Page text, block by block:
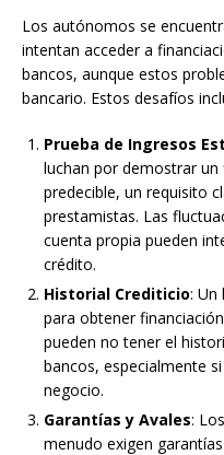
Los autónomos se
intentan acceder a
bancos, aunque estos
bancario. Estos desafíos
Prueba de Ingresos
luchan por demostrar
predecible, un requisito
prestamistas. Las
cuenta propia pueden
crédito.
Historial Crediticio: Un
para obtener
pueden no tener el
bancos, especialmente
negocio.
Garantías y Avales:
menudo exigen